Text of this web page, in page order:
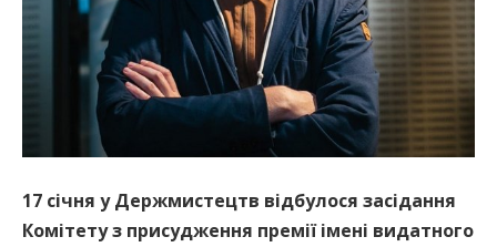
17 січня у Держмистецтв відбулося засідання
Комітету з присудження премії імені видатного